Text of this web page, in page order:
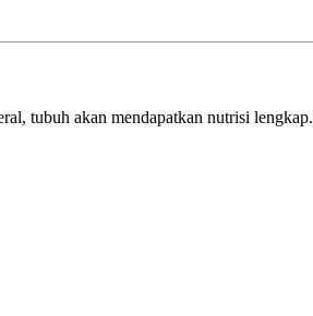
tubuh akan mendapatkan nutrisi lengkap.